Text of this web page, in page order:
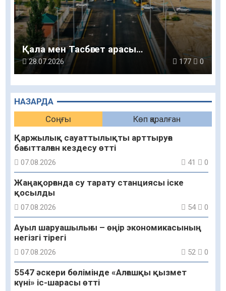
НАЗАРДА
Соңғы
Көп қаралған
Қаржылық сауаттылықты арттыруға
бағытталған кездесу өтті
07.08.2026 41 0
Жаңақорғанда су тарату станциясы іске
қосылды
07.08.2026 54 0
Ауыл шаруашылығы – өңір экономикасының
негізгі тірегі
07.08.2026 52 0
5547 әскери бөлімінде «Алғашқы қызмет
күні» іс-шарасы өтті
Қала мен Тасбөгет арасы…
28.07.2026 177 0